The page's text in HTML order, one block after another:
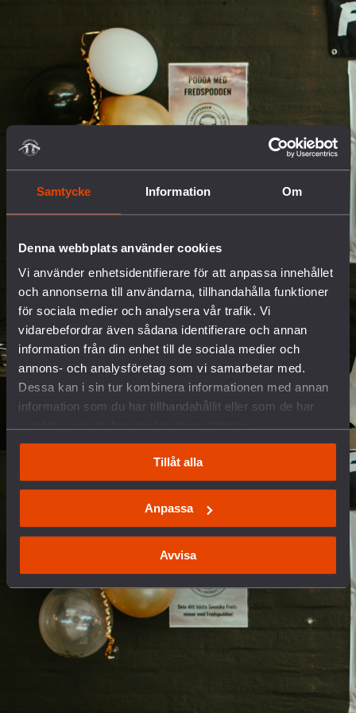
Samtycke Information Om
Denna webbplats använder cookies
Vi använder enhetsidentifierare för att anpassa innehållet
och annonserna till användarna, tillhandahålla funktioner
för sociala medier och analysera vår trafik. Vi
vidarebefordrar även sådana identifierare och annan
information från din enhet till de sociala medier och
annons- och analysföretag som vi samarbetar med.
Dessa kan i sin tur kombinera informationen med annan
information som du har tillhandahållit eller som de har
Tillåt alla
Anpassa
Avvisa